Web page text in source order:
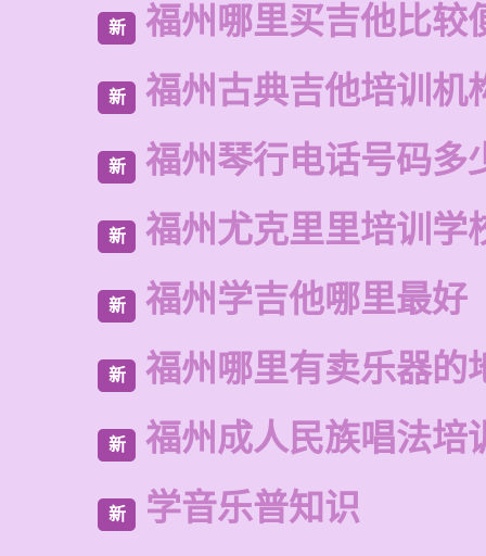
新 福州哪里买吉他比较
新 福州古典吉他培训机
新 福州琴行电话号码多
新 福州尤克里里培训学
新 福州学吉他哪里最好
新 福州哪里有卖乐器的
新 福州成人民族唱法培
新 学音乐普知识